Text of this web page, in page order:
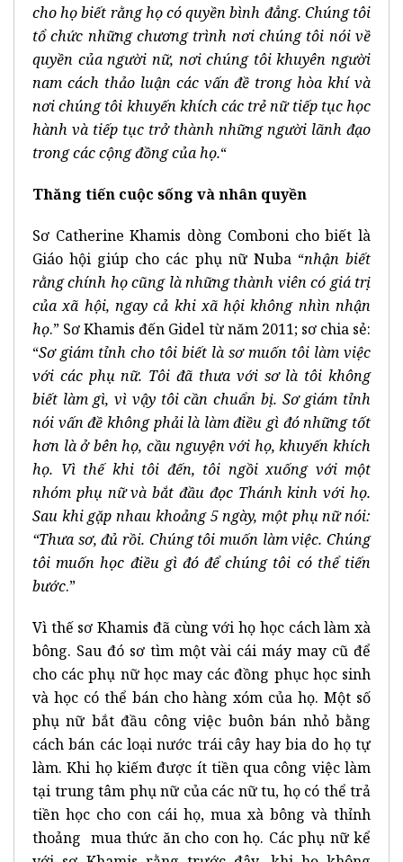
cho họ biết rằng họ có quyền bình đẳng. Chúng tôi
tổ chức những chương trình nơi chúng tôi nói về
quyền của người nữ, nơi chúng tôi khuyên người
nam cách thảo luận các vấn đề trong hòa khí và
nơi chúng tôi khuyến khích các trẻ nữ tiếp tục học
hành và tiếp tục trở thành những người lãnh đạo
trong các cộng đồng của họ.“
Thăng tiến cuộc sống và nhân quyền
Sơ Catherine Khamis dòng Comboni cho biết là
Giáo hội giúp cho các phụ nữ Nuba “nhận biết
rằng chính họ cũng là những thành viên có giá trị
của xã hội, ngay cả khi xã hội không nhìn nhận
họ.” Sơ Khamis đến Gidel từ năm 2011; sơ chia sẻ:
“Sơ giám tỉnh cho tôi biết là sơ muốn tôi làm việc
với các phụ nữ. Tôi đã thưa với sơ là tôi không
biết làm gì, vì vậy tôi cần chuẩn bị. Sơ giám tỉnh
nói vấn đề không phải là làm điều gì đó những tốt
hơn là ở bên họ, cầu nguyện với họ, khuyến khích
họ. Vì thế khi tôi đến, tôi ngồi xuống với một
nhóm phụ nữ và bắt đầu đọc Thánh kinh với họ.
Sau khi gặp nhau khoảng 5 ngày, một phụ nữ nói:
“Thưa sơ, đủ rồi. Chúng tôi muốn làm việc. Chúng
tôi muốn học điều gì đó để chúng tôi có thể tiến
bước.”
Vì thế sơ Khamis đã cùng với họ học cách làm xà
bông. Sau đó sơ tìm một vài cái máy may cũ để
cho các phụ nữ học may các đồng phục học sinh
và học có thể bán cho hàng xóm của họ. Một số
phụ nữ bắt đầu công việc buôn bán nhỏ bằng
cách bán các loại nước trái cây hay bia do họ tự
làm. Khi họ kiếm được ít tiền qua công việc làm
tại trung tâm phụ nữ của các nữ tu, họ có thể trả
tiền học cho con cái họ, mua xà bông và thỉnh
thoảng mua thức ăn cho con họ. Các phụ nữ kể